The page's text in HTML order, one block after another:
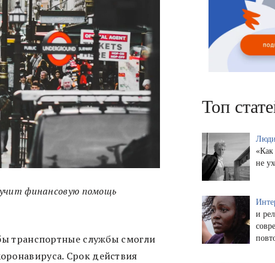
финансовую помощь
транспортные службы смогли
Срок действия
Топ
«Как
не
и